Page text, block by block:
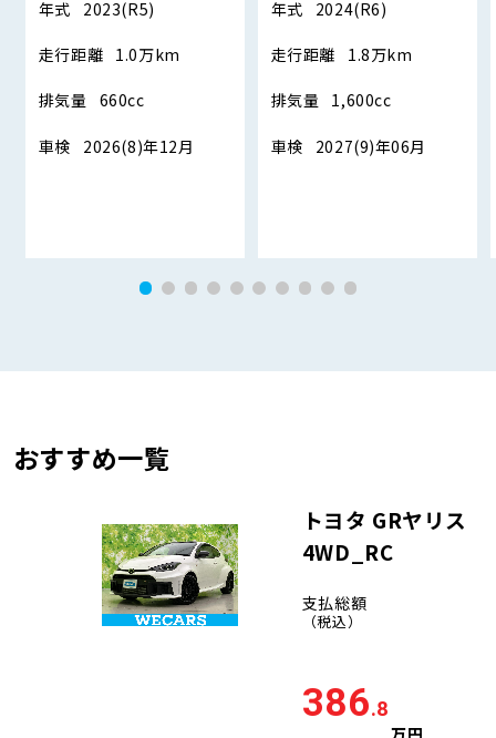
年式 2023(R5)
走行距離 1.0万km
排気量 660cc
車検 2026(8)年12月
年式 2024(R6)
走行距離 1.8万km
排気量 1,600cc
車検 2027(9)年06月
おすすめ一覧
トヨタ GRヤリス
4WD_RC
支払総額
（税込）
386.8